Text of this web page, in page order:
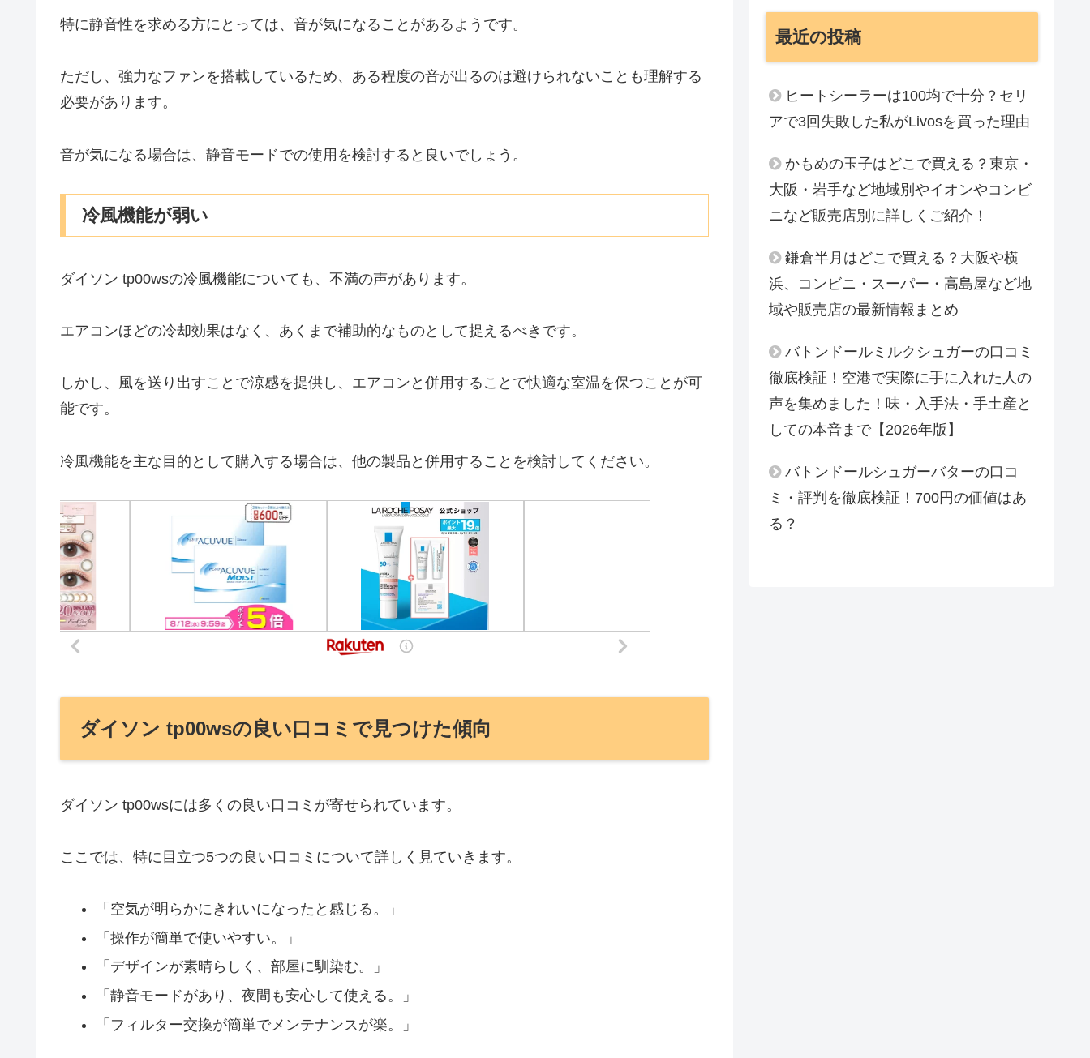
特に静音性を求める方にとっては、音が気になることがあるようです。
ただし、強力なファンを搭載しているため、ある程度の音が出るのは避けられないことも理解する
必要があります。
音が気になる場合は、静音モードでの使用を検討すると良いでしょう。
冷風機能が弱い
ダイソン tp00wsの冷風機能についても、不満の声があります。
エアコンほどの冷却効果はなく、あくまで補助的なものとして捉えるべきです。
しかし、風を送り出すことで涼感を提供し、エアコンと併用することで快適な室温を保つことが可
能です。
冷風機能を主な目的として購入する場合は、他の製品と併用することを検討してください。
ダイソン tp00wsの良い口コミで見つけた傾向
ダイソン tp00wsには多くの良い口コミが寄せられています。
ここでは、特に目立つ5つの良い口コミについて詳しく見ていきます。
「空気が明らかにきれいになったと感じる。」
「操作が簡単で使いやすい。」
「デザインが素晴らしく、部屋に馴染む。」
「静音モードがあり、夜間も安心して使える。」
「フィルター交換が簡単でメンテナンスが楽。」
最近の投稿
ヒートシーラーは100均で十分？セリ
アで3回失敗した私がLivosを買った理由
かもめの玉子はどこで買える？東京・
大阪・岩手など地域別やイオンやコンビ
ニなど販売店別に詳しくご紹介！
鎌倉半月はどこで買える？大阪や横
浜、コンビニ・スーパー・高島屋など地
域や販売店の最新情報まとめ
バトンドールミルクシュガーの口コミ
徹底検証！空港で実際に手に入れた人の
声を集めました！味・入手法・手土産と
しての本音まで【2026年版】
バトンドールシュガーバターの口コ
ミ・評判を徹底検証！700円の価値はあ
る？